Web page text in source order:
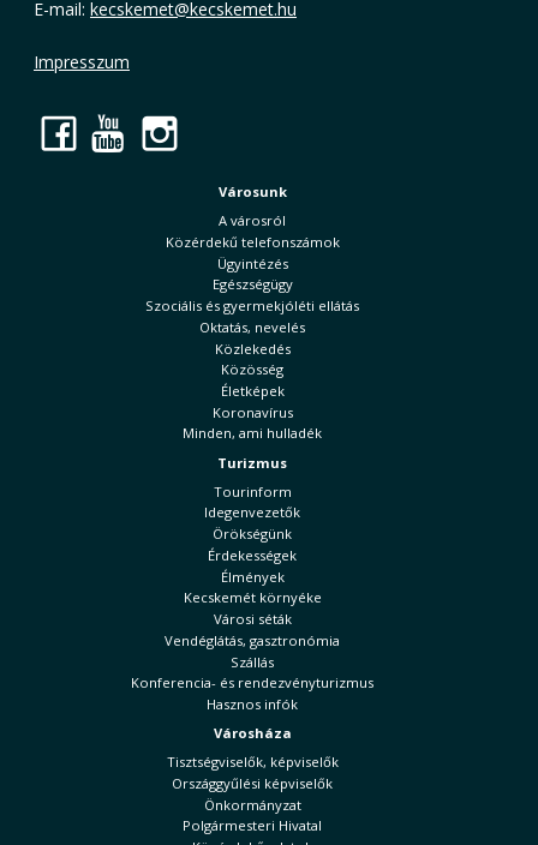
E-mail: kecskemet@kecskemet.hu
Impresszum
Facebook
YouTube
Városunk
A városról
Közérdekű telefonszámok
Ügyintézés
Egészségügy
Szociális és gyermekjóléti ellátás
Oktatás, nevelés
Közlekedés
Közösség
Életképek
Koronavírus
Minden, ami hulladék
Turizmus
Tourinform
Idegenvezetők
Örökségünk
Érdekességek
Élmények
Kecskemét környéke
Városi séták
Vendéglátás, gasztronómia
Szállás
Konferencia- és rendezvényturizmus
Hasznos infók
Városháza
Tisztségviselők, képviselők
Országgyűlési képviselők
Önkormányzat
Polgármesteri Hivatal